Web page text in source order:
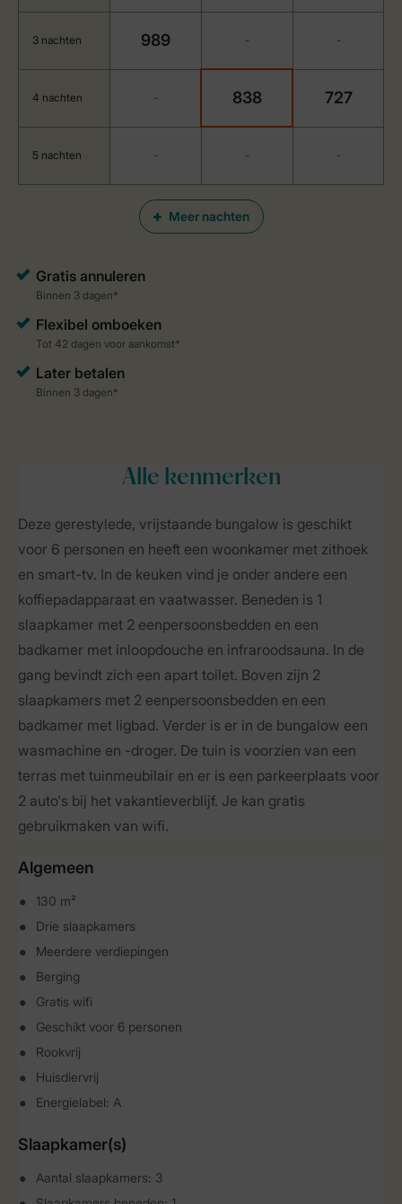
Meer nachten
3 nachten 989 - -
4 nachten - 838 727
5 nachten - - -
Alle kenmerken
Deze gerestylede, vrijstaande bungalow is geschikt
voor 6 personen en heeft een woonkamer met zithoek
en smart-tv. In de keuken vind je onder andere een
koffiepadapparaat en vaatwasser. Beneden is 1
slaapkamer met 2 eenpersoonsbedden en een
badkamer met inloopdouche en infraroodsauna. In de
gang bevindt zich een apart toilet. Boven zijn 2
slaapkamers met 2 eenpersoonsbedden en een
badkamer met ligbad. Verder is er in de bungalow een
wasmachine en -droger. De tuin is voorzien van een
terras met tuinmeubilair en er is een parkeerplaats voor
2 auto's bij het vakantieverblijf. Je kan gratis
gebruikmaken van wifi.
Algemeen
130 m²
Drie slaapkamers
Meerdere verdiepingen
Berging
Gratis wifi
Geschikt voor 6 personen
Rookvrij
Huisdiervrij
Energielabel: A
Slaapkamer(s)
Aantal slaapkamers: 3